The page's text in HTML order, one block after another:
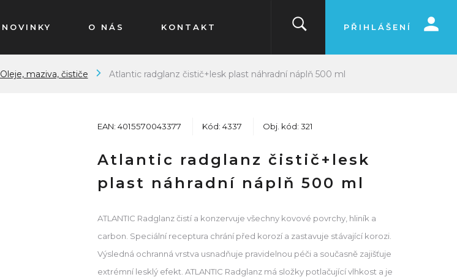
NOVINKY O NÁS KONTAKT PŘIHLÁŠENÍ
Oleje, maziva, čističe Atlantic radglanz čistič+lesk plast náhradní náplň 500 ml
EAN: 4015570043377 Kód: 4337 Obj. kód: 321
Atlantic radglanz čistič+lesk
plast náhradní náplň 500 ml
ATLANTIC Radglanz čistí a konzervuje všechny kovové povrchy, hliník a
carbon. Speciální receptura chrání před korozí a zastavuje stávající korozi.
Výsledná ochranná vrstva usnadňuje pravidelnou péči a současně zajišťuje
extrémní lesklý efekt. ATLANTIC Radglanz má složky potlačující vlhkost a je